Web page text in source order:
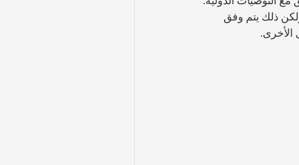
ذلك يتم وفق
الأخرى.